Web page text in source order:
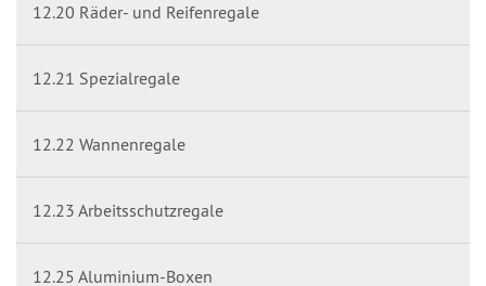
12.20 Räder- und Reifenregale
12.21 Spezialregale
12.22 Wannenregale
12.23 Arbeitsschutzregale
12.25 Aluminium-Boxen